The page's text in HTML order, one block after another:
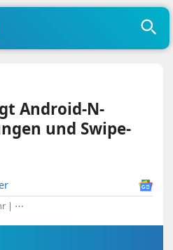
Android-N-
und Swipe-
| ⋯